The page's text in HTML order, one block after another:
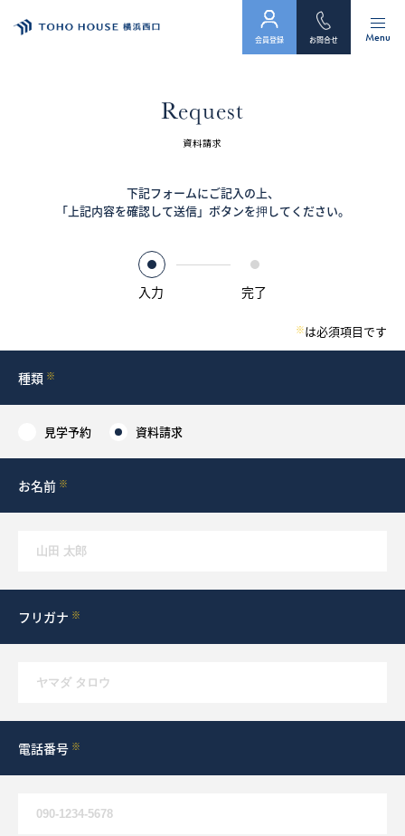
お知らせ
ログイン
Menu
お問合せ
会員登録
Request
資料請求
下記フォームにご記入の上、
「上記内容を確認して送信」ボタンを押してください。
入力 完了
※は必須項目です
種類 ※
見学予約 資料請求
お名前 ※
フリガナ ※
電話番号 ※